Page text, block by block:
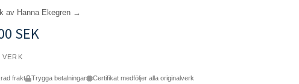
av Hanna Ekegren →
SEK
frakt Trygga betalningar
Certifikat medföljer alla originalverk